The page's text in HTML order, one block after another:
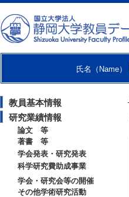
氏名（Name）
教員基本情報
研究業績情報
論文 等
著書 等
学会発表・研究発表
科学研究費助成事業
学会・研究会等の開催
その他学術研究活動